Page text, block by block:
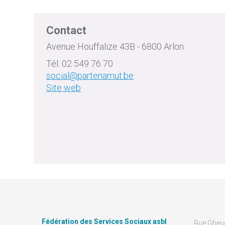
Contact
Avenue Houffalize 43B - 6800 Arlon
Tél: 02 549 76 70
social@partenamut.be
Site web
Fédération des Services Sociaux asbl Rue